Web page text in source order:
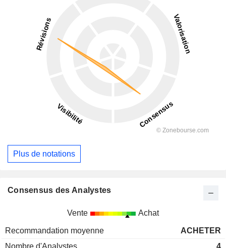
Plus de notations
Consensus des Analystes
Vente Achat
Recommandation moyenne
ACHETER